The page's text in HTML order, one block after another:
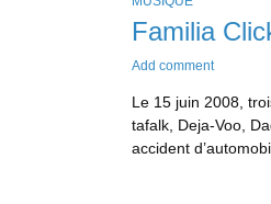
Familia
Add comment
Le 15 juin 2008,
tafalk, Deja-Voo,
accident